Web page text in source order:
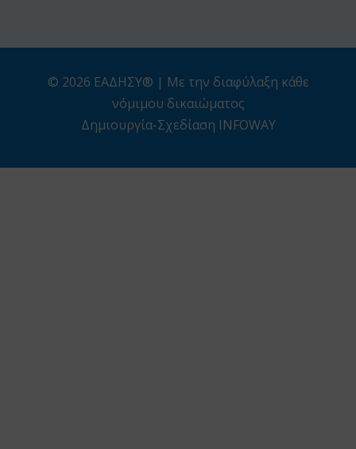
© 2026 ΕΑΔΗΣΥ® | Με την διαφύλαξη κάθε
νόμιμου δικαιώματος
Δημιουργία-Σχεδίαση INFOWAY